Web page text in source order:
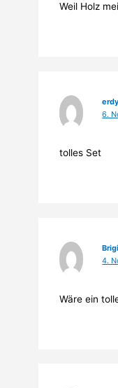
Weil Holz
erdy
6.
tolles Set
4.
Wäre ein